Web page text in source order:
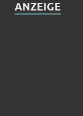
ANZEIGE